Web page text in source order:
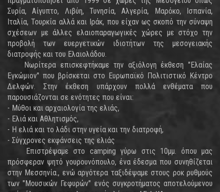
Συρία, Αίγυπτο, Λιβύη, Τυνησία, Αλγερία, Μαρόκο, Ισπανία,
Ιταλία, Τουρκία αλλά και Ιράκ, που είχαν ως σκοπό την σύναψη
σχέσεων με άλλες ελαιοπαραγωγικές χώρες με στόχο την
προβολή των ευεργετικών ιδιοτήτων της μεσογειακής
διατροφής και του Ελαιολάδου.
Νωρίτερα επισκεφτήκαμε την αξιόλογη έκθεση "Ελαίας
Εγκώμιον" που βρίσκεται στο Ευρωπαϊκό Πολιτιστικό Κέντρο
Δελφών. Στην έκθεση υπάρχουν πολλά ενθέματα που
παρουσιάζονται σε ενότητες που είναι:
- Μύθοι και αρχαιολογία της ελιάς,
- Ελιά και Αθλητισμός,
- Η ελιά και το λάδι στην υγεία και την διατροφή,
- Σύγχρονες εκφάνσεις της ελιάς
Επιστρέψαμε στο camping γύρω στις 10μμ. όπου μας
πρόσφεραν ψητό γουρουνόπουλο, ένα έδεσμα που συνηθίζεται
στην Μεσσηνία., ενώ αργότερα ταξιδέψαμε στους ροκ ρυθμούς
των "Μουσικών Γεφυρών" ενός συγκροτήματος αποτελούμενου